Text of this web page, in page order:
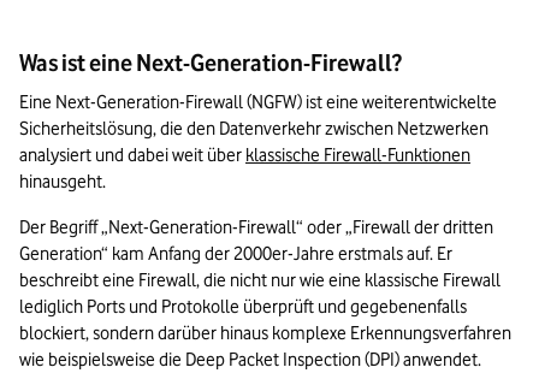
Was ist eine Next-Generation-Firewall?
Eine Next-Generation-Firewall (NGFW) ist eine weiterentwickelte
Sicherheitslösung, die den Datenverkehr zwischen Netzwerken
analysiert und dabei weit über klassische Firewall-Funktionen
hinausgeht.
Der Begriff „Next-Generation-Firewall“ oder „Firewall der dritten
Generation“ kam Anfang der 2000er-Jahre erstmals auf. Er
beschreibt eine Firewall, die nicht nur wie eine klassische Firewall
lediglich Ports und Protokolle überprüft und gegebenenfalls
blockiert, sondern darüber hinaus komplexe Erkennungsverfahren
wie beispielsweise die Deep Packet Inspection (DPI) anwendet.